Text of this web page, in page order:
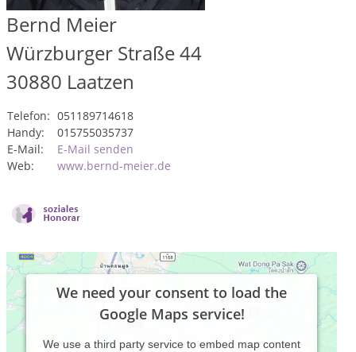
Bernd Meier
Würzburger Straße 44
30880 Laatzen
Telefon: 051189714618
Handy:
015755035737
E-Mail:
E-Mail senden
Web:
www.bernd-meier.de
We need your consent to load the
Google Maps service!
We use a third party service to embed map content